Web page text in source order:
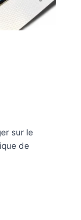
sur le
de